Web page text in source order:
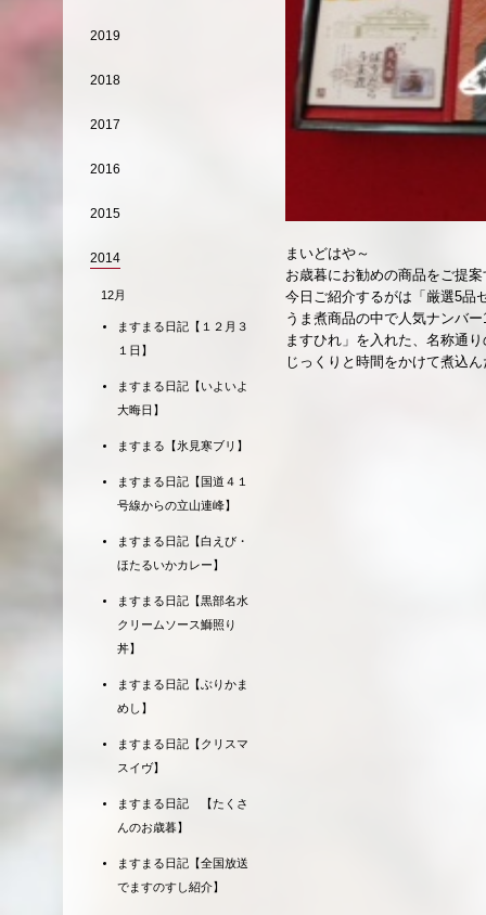
まいどはや～
お歳暮にお勧めの商品をご提
今日ご紹介するがは「厳選5品
うま煮商品の中で人気ナンバ
ますひれ」を入れた、名称通
じっくりと時間をかけて煮込
2019
2018
2017
2016
2015
2014
12月
ますまる日記【１２月３
１日】
ますまる日記【いよいよ
大晦日】
ますまる【氷見寒ブリ】
ますまる日記【国道４１
号線からの立山連峰】
ますまる日記【白えび・
ほたるいかカレー】
ますまる日記【黒部名水
クリームソース鰤照り
丼】
ますまる日記【ぶりかま
めし】
ますまる日記【クリスマ
スイヴ】
ますまる日記 【たくさ
んのお歳暮】
ますまる日記【全国放送
でますのすし紹介】